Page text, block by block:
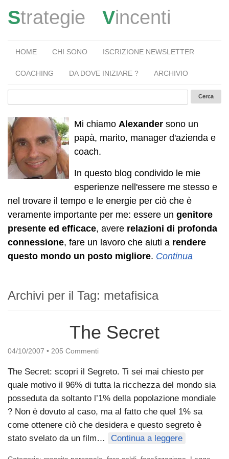
Strategie Vincenti
HOME CHI SONO ISCRIZIONE NEWSLETTER
COACHING DA DOVE INIZIARE ? ARCHIVIO
Mi chiamo Alexander sono un
papà, marito, manager d'azienda e
coach.
In questo blog condivido le mie
esperienze nell'essere me stesso e
nel trovare il tempo e le energie per ciò che è
veramente importante per me: essere un genitore
presente ed efficace, avere relazioni di profonda
connessione, fare un lavoro che aiuti a rendere
questo mondo un posto migliore. Continua
Archivi per il Tag: metafisica
The Secret
04/10/2007 • 205 Commenti
The Secret: scopri il Segreto. Ti sei mai chiesto per
quale motivo il 96% di tutta la ricchezza del mondo sia
posseduta da soltanto l’1% della popolazione mondiale
? Non è dovuto al caso, ma al fatto che quel 1% sa
come ottenere ciò che desidera e questo segreto è
stato svelato da un film…
Continua a leggere